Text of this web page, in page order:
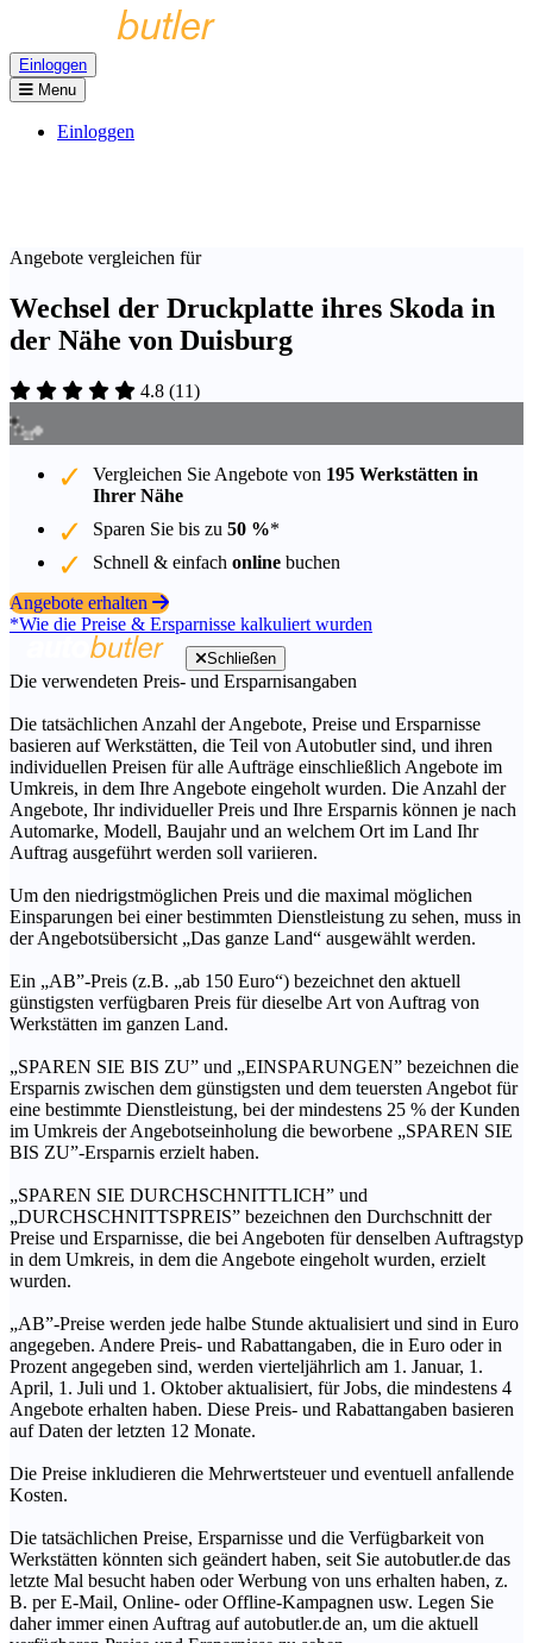
Einloggen
Menu
Einloggen
Angebote vergleichen für
Wechsel der Druckplatte ihres Skoda in
der Nähe von Duisburg
4.8 (11)
Vergleichen Sie Angebote von 195 Werkstätten in
Ihrer Nähe
Sparen Sie bis zu 50 %*
Schnell & einfach online buchen
Angebote erhalten
*Wie die Preise & Ersparnisse kalkuliert wurden
Schließen
Die verwendeten Preis- und Ersparnisangaben
Die tatsächlichen Anzahl der Angebote, Preise und Ersparnisse
basieren auf Werkstätten, die Teil von Autobutler sind, und ihren
individuellen Preisen für alle Aufträge einschließlich Angebote im
Umkreis, in dem Ihre Angebote eingeholt wurden. Die Anzahl der
Angebote, Ihr individueller Preis und Ihre Ersparnis können je nach
Automarke, Modell, Baujahr und an welchem Ort im Land Ihr
Auftrag ausgeführt werden soll variieren.
Um den niedrigstmöglichen Preis und die maximal möglichen
Einsparungen bei einer bestimmten Dienstleistung zu sehen, muss in
der Angebotsübersicht „Das ganze Land“ ausgewählt werden.
Ein „AB”-Preis (z.B. „ab 150 Euro“) bezeichnet den aktuell
günstigsten verfügbaren Preis für dieselbe Art von Auftrag von
Werkstätten im ganzen Land.
„SPAREN SIE BIS ZU” und „EINSPARUNGEN” bezeichnen die
Ersparnis zwischen dem günstigsten und dem teuersten Angebot für
eine bestimmte Dienstleistung, bei der mindestens 25 % der Kunden
im Umkreis der Angebotseinholung die beworbene „SPAREN SIE
BIS ZU”-Ersparnis erzielt haben.
„SPAREN SIE DURCHSCHNITTLICH” und
„DURCHSCHNITTSPREIS” bezeichnen den Durchschnitt der
Preise und Ersparnisse, die bei Angeboten für denselben Auftragstyp
in dem Umkreis, in dem die Angebote eingeholt wurden, erzielt
wurden.
„AB”-Preise werden jede halbe Stunde aktualisiert und sind in Euro
angegeben. Andere Preis- und Rabattangaben, die in Euro oder in
Prozent angegeben sind, werden vierteljährlich am 1. Januar, 1.
April, 1. Juli und 1. Oktober aktualisiert, für Jobs, die mindestens 4
Angebote erhalten haben. Diese Preis- und Rabattangaben basieren
auf Daten der letzten 12 Monate.
Die Preise inkludieren die Mehrwertsteuer und eventuell anfallende
Kosten.
Die tatsächlichen Preise, Ersparnisse und die Verfügbarkeit von
Werkstätten könnten sich geändert haben, seit Sie autobutler.de das
letzte Mal besucht haben oder Werbung von uns erhalten haben, z.
B. per E-Mail, Online- oder Offline-Kampagnen usw. Legen Sie
daher immer einen Auftrag auf autobutler.de an, um die aktuell